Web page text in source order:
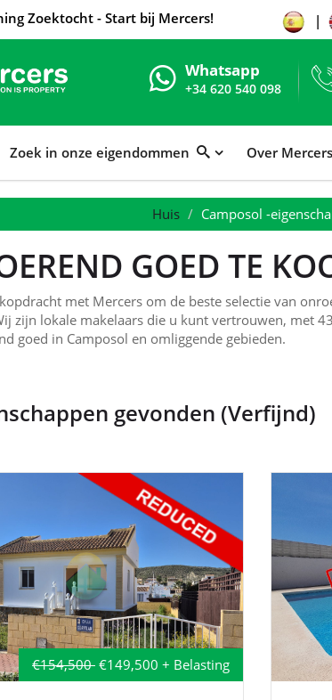
Zoektocht - Start bij Mercers!
Whatsapp
+34 620 540 098
Zoek in onze eigendommen Over Mercers
Huis Camposol -
GOED TE
met Mercers om de beste selectie van
zijn lokale makelaars die u kunt vertrouwen, met
goed in Camposol en omliggende gebieden.
gevonden (Verfijnd)
€154,500 €149,500 + Belasting